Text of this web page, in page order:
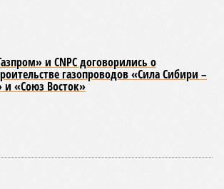
и CNPC договорились о
газопроводов «Сила Сибири –
и «Союз Восток»